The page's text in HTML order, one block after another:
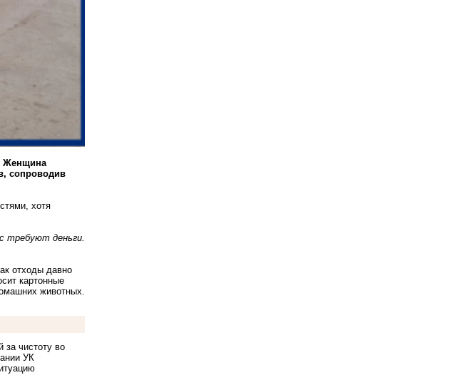
Женщина
сопроводив
хотя
требуют деньги.
отходы давно
картонные
животных.
чистоту во
УК